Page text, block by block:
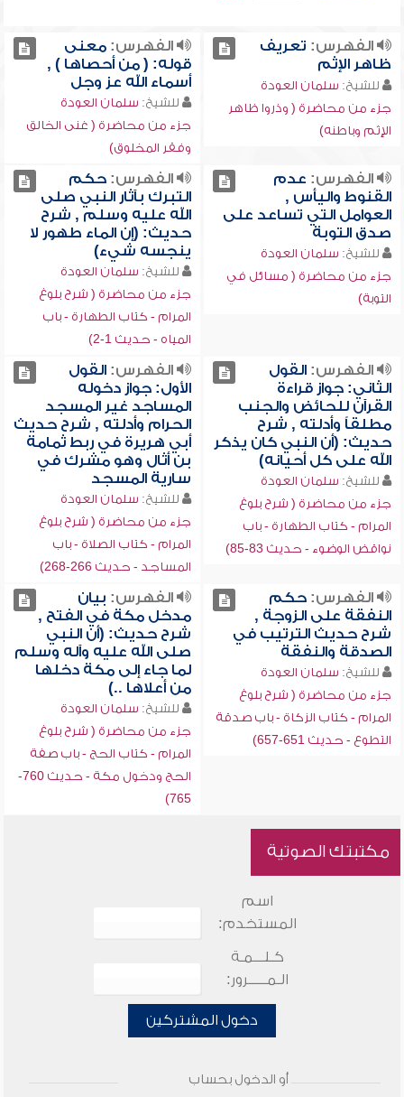
الفهرس: تعريف
ظاهر الإثم
للشيخ: سلمان العودة
جزء من محاضرة ( وذروا ظاهر
الإثم وباطنه)
الفهرس:معنى
قوله: ( من أحصاها ) ,
أسماء الله عز وجل
للشيخ: سلمان العودة
جزء من محاضرة ( غنى الخالق
وفقر المخلوق)
الفهرس: عدم
القنوط واليأس ,
العوامل التي تساعد على
صدق التوبة
للشيخ: سلمان العودة
جزء من محاضرة ( مسائل في
التوبة)
الفهرس:حكم
التبرك بآثار النبي صلى
الله عليه وسلم , شرح
حديث: (إن الماء طهور لا
ينجسه شيء)
للشيخ: سلمان العودة
جزء من محاضرة ( شرح بلوغ
المرام - كتاب الطهارة - باب
المياه - حديث 1-2)
الفهرس:القول
الثاني: جواز قراءة
القرآن للحائض والجنب
مطلقاً وأدلته , شرح
حديث: (أن النبي كان يذكر
الله على كل أحيانه)
للشيخ: سلمان العودة
جزء من محاضرة ( شرح بلوغ
المرام - كتاب الطهارة - باب
نواقض الوضوء - حديث 83-85)
الفهرس:القول
الأول: جواز دخوله
المساجد غير المسجد
الحرام وأدلته , شرح حديث
أبي هريرة في ربط ثمامة
بن أثال وهو مشرك في
سارية المسجد
للشيخ: سلمان العودة
جزء من محاضرة ( شرح بلوغ
المرام - كتاب الصلاة - باب
المساجد - حديث 266-268)
الفهرس:حكم
النفقة على الزوجة ,
شرح حديث الترتيب في
الصدقة والنفقة
للشيخ: سلمان العودة
جزء من محاضرة ( شرح بلوغ
المرام - كتاب الزكاة - باب صدقة
التطوع - حديث 651-657)
الفهرس: بيان
مدخل مكة في الفتح ,
شرح حديث: (أن النبي
صلى الله عليه وآله وسلم
لما جاء إلى مكة دخلها
من أعلاها ..)
للشيخ: سلمان العودة
جزء من محاضرة ( شرح بلوغ
المرام - كتاب الحج - باب صفة
الحج ودخول مكة - حديث 760-
765)
مكتبتك الصوتية
اسم
المستخدم:
كـلـــمـة
الـمـــــرور:
دخول المشتركين
أو الدخول بحساب